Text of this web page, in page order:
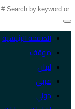
الصفحة الرئيسية
موقف
لبنان
عربي
دولي